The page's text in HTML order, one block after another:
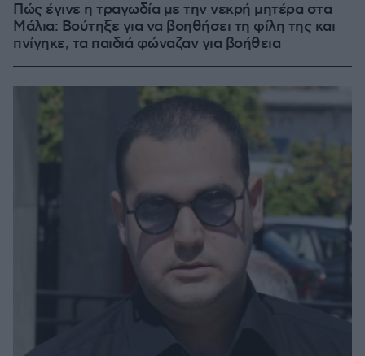
Πώς έγινε η τραγωδία με την νεκρή μητέρα στα
Μάλια: Βούτηξε για να βοηθήσει τη φίλη της και
πνίγηκε, τα παιδιά φώναζαν για βοήθεια